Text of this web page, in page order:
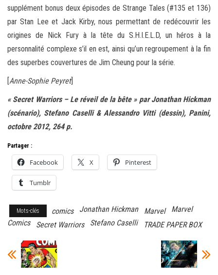
supplément bonus deux épisodes de Strange Tales (#135 et 136)
par Stan Lee et Jack Kirby, nous permettant de redécouvrir les
origines de Nick Fury à la tête du S.H.I.E.L.D, un héros à la
personnalité complexe s’il en est, ainsi qu’un regroupement à la fin
des superbes couvertures de Jim Cheung pour la série.
[Anne-Sophie Peyret]
« Secret Warriors – Le réveil de la bête » par Jonathan Hickman
(scénario), Stefano Caselli & Alessandro Vitti (dessin), Panini,
octobre 2012, 264 p.
Partager :
Facebook X Pinterest
Tumblr
Mots-clés comics Jonathan Hickman Marvel
Marvel
Comics
Secret Warriors Stefano Caselli TRADE PAPER BOX